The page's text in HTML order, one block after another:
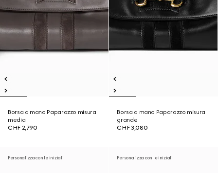
Borsa a mano Paparazzo misura
media
CHF 2,790
Borsa a mano Paparazzo misura
grande
CHF 3,080
Personalizza con le iniziali Personalizza con le iniziali